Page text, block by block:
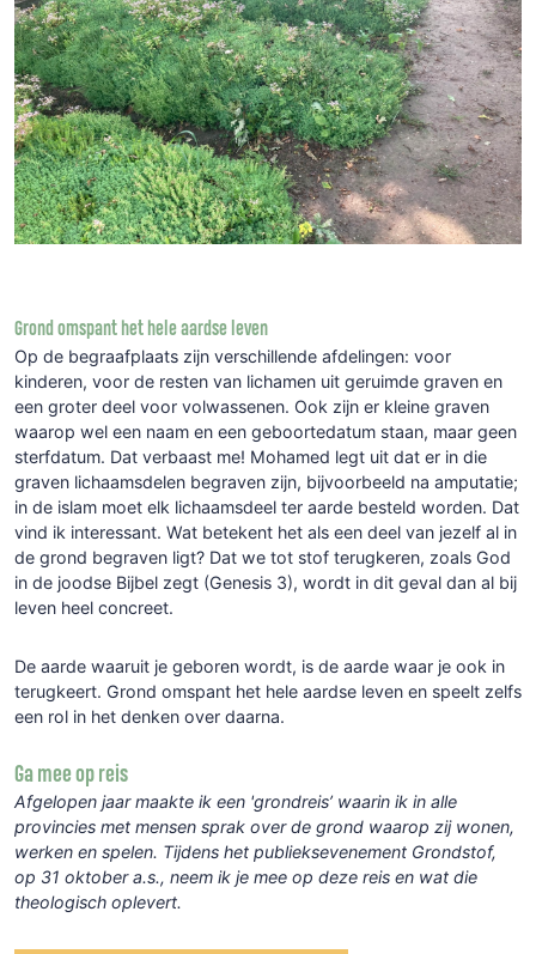
Grond omspant het hele aardse leven
Op de begraafplaats zijn verschillende afdelingen: voor
kinderen, voor de resten van lichamen uit geruimde graven en
een groter deel voor volwassenen. Ook zijn er kleine graven
waarop wel een naam en een geboortedatum staan, maar geen
sterfdatum. Dat verbaast me! Mohamed legt uit dat er in die
graven lichaamsdelen begraven zijn, bijvoorbeeld na amputatie;
in de islam moet elk lichaamsdeel ter aarde besteld worden. Dat
vind ik interessant. Wat betekent het als een deel van jezelf al in
de grond begraven ligt? Dat we tot stof terugkeren, zoals God
in de joodse Bijbel zegt (Genesis 3), wordt in dit geval dan al bij
leven heel concreet.
De aarde waaruit je geboren wordt, is de aarde waar je ook in
terugkeert. Grond omspant het hele aardse leven en speelt zelfs
een rol in het denken over daarna.
Ga mee op reis
Afgelopen jaar maakte ik een 'grondreis’ waarin ik in alle
provincies met mensen sprak over de grond waarop zij wonen,
werken en spelen. Tijdens het publieksevenement Grondstof,
op 31 oktober a.s., neem ik je mee op deze reis en wat die
theologisch oplevert.